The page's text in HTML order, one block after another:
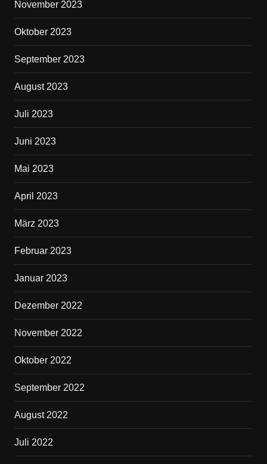
November 2023
Oktober 2023
September 2023
August 2023
Juli 2023
Juni 2023
Mai 2023
April 2023
März 2023
Februar 2023
Januar 2023
Dezember 2022
November 2022
Oktober 2022
September 2022
August 2022
Juli 2022